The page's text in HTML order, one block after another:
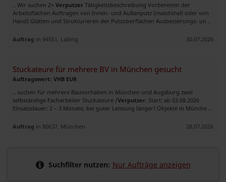
.. Wir suchen 2× Verputzer Tätigkeitsbeschreibung Vorbereiten der
Arbeitsflächen Auftragen von Innen- und Außenputz (maschinell oder von
Hand) Glätten und Strukturieren der Putzoberflächen Ausbesserungs- un ..
Auftrag in 94551, Lalling 30.07.2026
Stuckateure für mehrere BV in München gesucht
Auftragswert: VHB EUR
.. suchen für mehrere Bauvorhaben in München und Augsburg zwei
selbständige Facharbeiter Stuckateure /Verputzer . Start: ab 03.08.2026
Einsatzdauer: 2 – 3 Monate, bei guter Leistung länger! Objekte in Münche ..
Auftrag in 80637, München 28.07.2026
Suchfilter nutzen: Nur Aufträge anzeigen